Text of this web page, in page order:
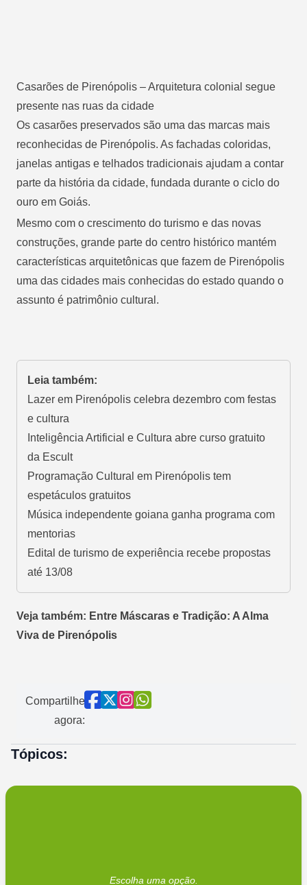
Casarões de Pirenópolis – Arquitetura colonial segue
presente nas ruas da cidade
Os casarões preservados são uma das marcas mais
reconhecidas de Pirenópolis. As fachadas coloridas,
janelas antigas e telhados tradicionais ajudam a contar
parte da história da cidade, fundada durante o ciclo do
ouro em Goiás.
Mesmo com o crescimento do turismo e das novas
construções, grande parte do centro histórico mantém
características arquitetônicas que fazem de Pirenópolis
uma das cidades mais conhecidas do estado quando o
assunto é patrimônio cultural.
Leia também:
Lazer em Pirenópolis celebra dezembro com festas
e cultura
Inteligência Artificial e Cultura abre curso gratuito
da Escult
Programação Cultural em Pirenópolis tem
espetáculos gratuitos
Música independente goiana ganha programa com
mentorias
Edital de turismo de experiência recebe propostas
até 13/08
Veja também: Entre Máscaras e Tradição: A Alma
Viva de Pirenópolis
Compartilhe
agora:
Tópicos:
Escolha uma opção.